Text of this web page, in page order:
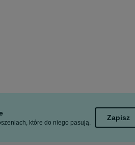
które do niego pasują.
Zapisz